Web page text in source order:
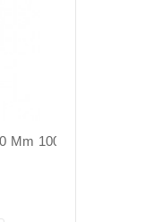
Mm 100ks